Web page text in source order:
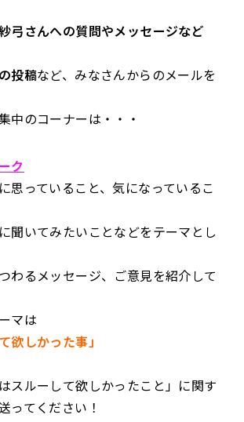
弓さんへの質問やメッセージなど
投稿など、みなさんからのメールを
中のコーナーは・・・
ク
思っていること、気になっているこ
聞いてみたいことなどをテーマとし
わるメッセージ、ご意見を紹介して
マは
欲しかった事」
スルーして欲しかったこと」に関す
ってください！